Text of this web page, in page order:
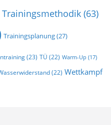
Trainingsmethodik (63)
Trainingsplanung(27)
(23) TÜ (22) Warm-Up (17)
(22) Wettkampf